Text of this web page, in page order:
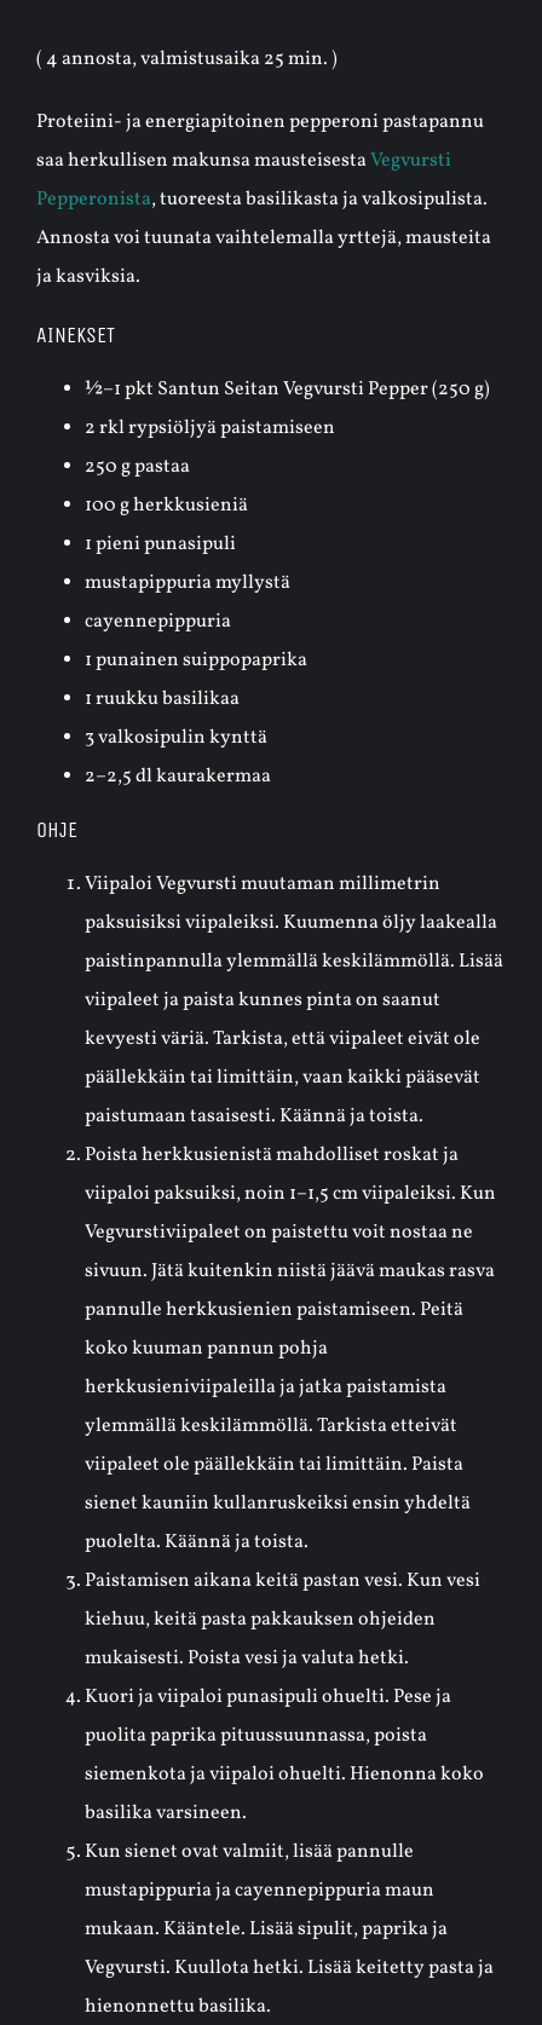
( 4 annosta, valmistusaika 25 min. )
Proteiini- ja energiapitoinen pepperoni pastapannu
saa herkullisen makunsa mausteisestaVegvursti
Pepperonista, tuoreesta basilikasta ja valkosipulista.
Annosta voi tuunata vaihtelemalla yrttejä, mausteita
ja kasviksia.
AINEKSET
½–1 pkt Santun Seitan Vegvursti Pepper (250 g)
2 rkl rypsiöljyä paistamiseen
250 g pastaa
100 g herkkusieniä
1 pieni punasipuli
mustapippuria myllystä
cayennepippuria
1 punainen suippopaprika
1 ruukku basilikaa
3 valkosipulin kynttä
2–2,5 dl kaurakermaa
OHJE
Viipaloi Vegvursti muutaman millimetrin
paksuisiksi viipaleiksi. Kuumenna öljy laakealla
paistinpannulla ylemmällä keskilämmöllä. Lisää
viipaleet ja paista kunnes pinta on saanut
kevyesti väriä. Tarkista, että viipaleet eivät ole
päällekkäin tai limittäin, vaan kaikki pääsevät
paistumaan tasaisesti. Käännä ja toista.
Poista herkkusienistä mahdolliset roskat ja
viipaloi paksuiksi, noin 1–1,5 cm viipaleiksi. Kun
Vegvurstiviipaleet on paistettu voit nostaa ne
sivuun. Jätä kuitenkin niistä jäävä maukas rasva
pannulle herkkusienien paistamiseen. Peitä
koko kuuman pannun pohja
herkkusieniviipaleilla ja jatka paistamista
ylemmällä keskilämmöllä. Tarkista etteivät
viipaleet ole päällekkäin tai limittäin. Paista
sienet kauniin kullanruskeiksi ensin yhdeltä
puolelta. Käännä ja toista.
Paistamisen aikana keitä pastan vesi. Kun vesi
kiehuu, keitä pasta pakkauksen ohjeiden
mukaisesti. Poista vesi ja valuta hetki.
Kuori ja viipaloi punasipuli ohuelti. Pese ja
puolita paprika pituussuunnassa, poista
siemenkota ja viipaloi ohuelti. Hienonna koko
basilika varsineen.
Kun sienet ovat valmiit, lisää pannulle
mustapippuria ja cayennepippuria maun
mukaan. Kääntele. Lisää sipulit, paprika ja
Vegvursti. Kuullota hetki. Lisää keitetty pasta ja
hienonnettu basilika.